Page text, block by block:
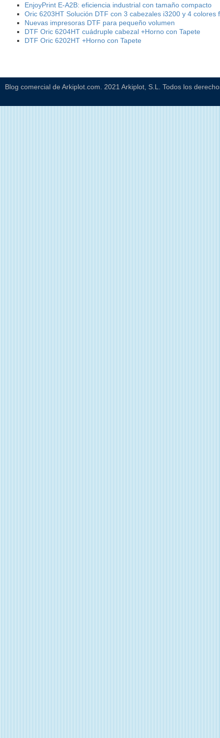
EnjoyPrint E-A2B: eficiencia industrial con tamaño compacto
Oric 6203HT Solución DTF con 3 cabezales i3200 y 4 colores
Nuevas impresoras DTF para pequeño volumen
DTF Oric 6204HT cuádruple cabezal +Horno con Tapete
DTF Oric 6202HT +Horno con Tapete
Blog comercial de Arkiplot.com. 2021 Arkiplot, S.L. Todos los